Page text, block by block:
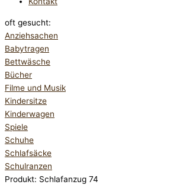
oft gesucht:
Anziehsachen
Babytragen
Bettwäsche
Bücher
Filme und Musik
Kindersitze
Kinderwagen
Spiele
Schuhe
Schlafsäcke
Schulranzen
Produkt: Schlafanzug 74